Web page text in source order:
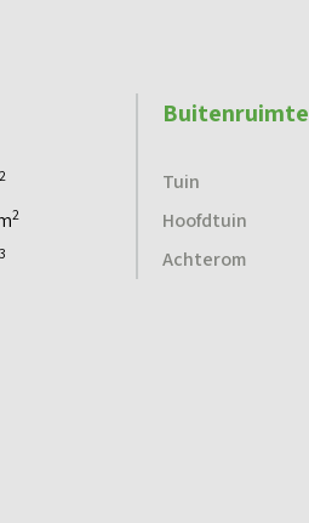
2
2
3
Buitenruimte
Tuin
Hoofdtuin
Achterom